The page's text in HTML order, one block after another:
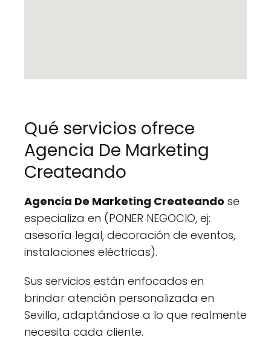
Qué servicios ofrece
Agencia De Marketing
Createando
Agencia De Marketing Createando se
especializa en (PONER NEGOCIO, ej:
asesoría legal, decoración de eventos,
instalaciones eléctricas).
Sus servicios están enfocados en
brindar atención personalizada en
Sevilla, adaptándose a lo que realmente
necesita cada cliente.